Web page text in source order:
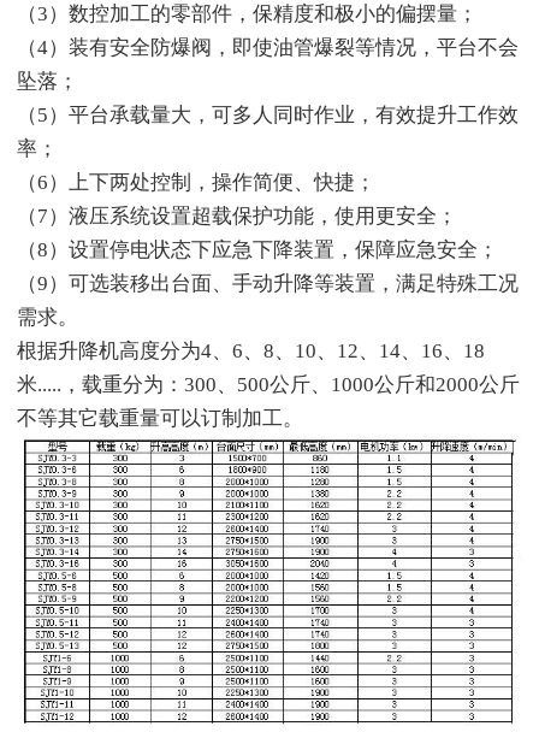
（3）数控加工的零部件，保精度和极小的偏摆量；
（4）装有安全防爆阀，即使油管爆裂等情况，平台不会
坠落；
（5）平台承载量大，可多人同时作业，有效提升工作效
率；
（6）上下两处控制，操作简便、快捷；
（7）液压系统设置超载保护功能，使用更安全；
（8）设置停电状态下应急下降装置，保障应急安全；
（9）可选装移出台面、手动升降等装置，满足特殊工况
需求。
根据升降机高度分为4、6、8、10、12、14、16、18
米.....，载重分为：300、500公斤、1000公斤和2000公斤
不等其它载重量可以订制加工。